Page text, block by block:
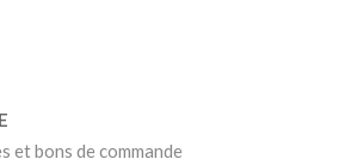
et bons de commande